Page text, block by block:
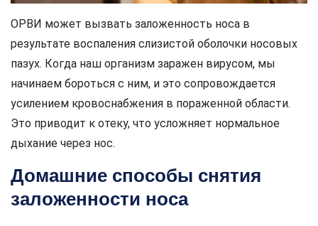
ОРВИ может вызвать заложенность носа в
результате воспаления слизистой оболочки носовых
пазух. Когда наш организм заражен вирусом, мы
начинаем бороться с ним, и это сопровождается
усилением кровоснабжения в пораженной области.
Это приводит к отеку, что усложняет нормальное
дыхание через нос.
Домашние способы снятия
заложенности носа